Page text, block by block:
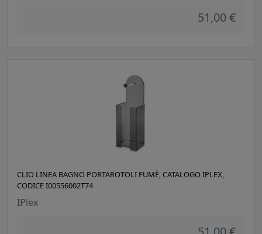
51,00 €
CLIO LINEA BAGNO PORTAROTOLI FUMÈ, CATALOGO IPLEX,
CODICE I00556002T74
IPlex